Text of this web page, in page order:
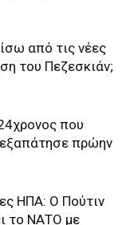
από τις νέες
του Πεζεσκιάν;
που
πρώην
ΗΠΑ: Ο Πούτιν
το ΝΑΤΟ με